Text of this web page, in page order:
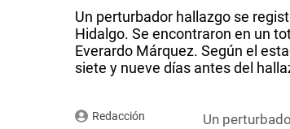
Un perturbador hallazgo se
Hidalgo. Se encontraron en un
Everardo Márquez. Según el
siete y nueve días antes del
Redacción
Un